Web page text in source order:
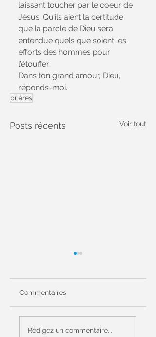
laissant toucher par le coeur de
Jésus. Qu’ils aient la certitude
que la parole de Dieu sera
entendue quels que soient les
efforts des hommes pour
l’étouffer.
Dans ton grand amour, Dieu,
réponds-moi.
prières
Posts récents Voir tout
Prier randonner en
couple cet été il
Commentaires
Rédigez un commentaire...